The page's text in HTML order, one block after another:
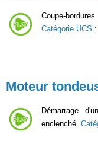
Coupe-
Catégorie UCS :
Moteur
Démarrage
enclenché.